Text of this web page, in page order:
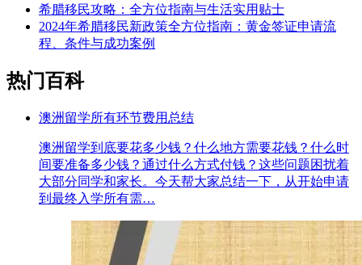
希腊移民攻略：全方位指南与生活实用贴士
2024年希腊移民新政策全方位指南：黄金签证申请流
程、条件与成功案例
热门百科
澳洲留学所有环节费用总结
澳洲留学到底要花多少钱？什么地方需要花钱？什么时
间要准备多少钱？通过什么方式付钱？这些问题困扰着
大部分同学和家长。今天帮大家总结一下，从开始申请
到最终入学所有需…